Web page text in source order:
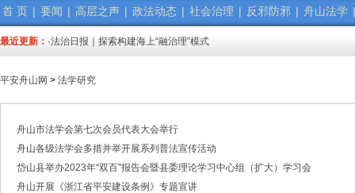
首 页 | 要闻 | 高层之声 | 政法动态 | 社会治理 | 反邪防邪 | 舟山法学 |
最近更新：
·市委政法委机关召开年度考核会
·梁雪冬带队开展春节前安全督导检查工作
·法治日报｜探索构建海上“融治理”模式
·2025年度市委政法委员会第一次全体（扩大）会议召开
·中共舟山市委政法委员会招聘公告
·中共舟山市委政法委员会招聘公告
·市委政法工作会议召开 梁雪冬讲话
·中共浙江省委常委、政法委书记王成国致全省政法干警的新春贺词
·市委政法委机关召开年度考核会
·梁雪冬带队开展春节前安全督导检查工作
平安舟山网 > 法学研究
舟山市法学会第七次会员代表大会举行
舟山各级法学会多措并举开展系列普法宣传活动
岱山县举办2023年“双百”报告会暨县委理论学习中心组（扩大）学习会
舟山开展《浙江省平安建设条例》专题宣讲